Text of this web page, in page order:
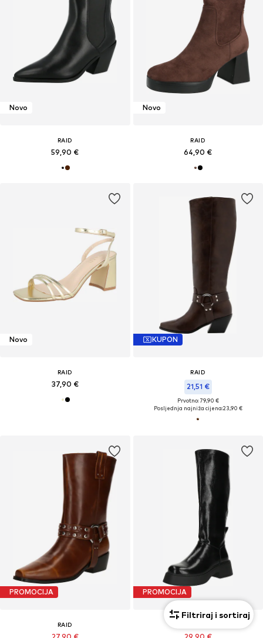
Novo
RAID
59,90 €
Novo
RAID
64,90 €
Novo
RAID
37,90 €
KUPON
RAID
21,51 €
Prvotno: 79,90 €
Posljednja najniža cijena:23,90 €
PROMOCIJA
RAID
PROMOCIJA
Filtriraj i sortiraj